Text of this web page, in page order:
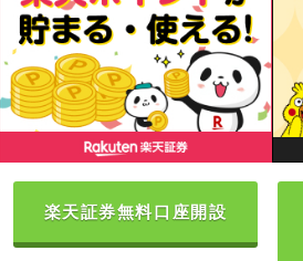
楽天証券無料口座開設